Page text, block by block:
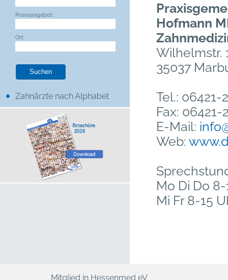
Praxisangebot:
Ort:
Zahnärzte nach Alphabet
Hofmann
Wilhelmstr.
35037
Tel.: 06421-
Fax: 06421-
E-Mail:
Web:
Mo Di Do
Mi Fr 8-15
Mitglied in Hessenmed eV